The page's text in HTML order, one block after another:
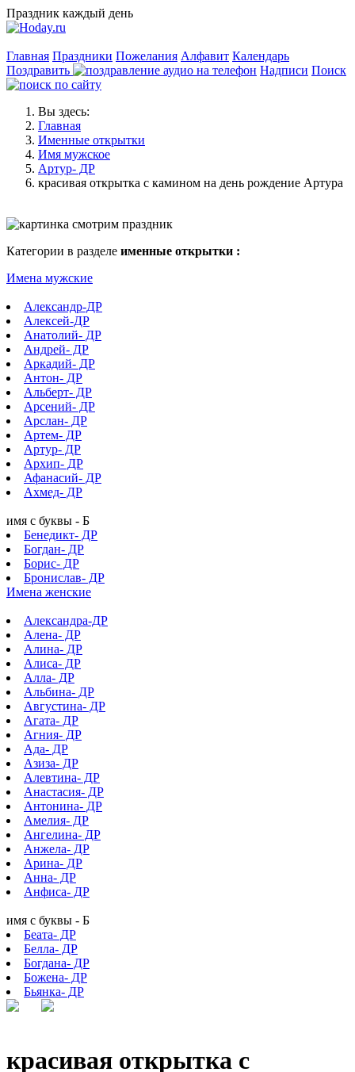
Праздник каждый день
Главная Праздники Пожелания Алфавит Календарь
Поздравить
Надписи Поиск
Вы здесь:
Главная
Именные открытки
Имя мужское
Артур- ДР
красивая открытка с камином на день рождение Артура
Категории в разделе именные открытки :
Имена мужские
Александр-ДР
Алексей-ДР
Анатолий- ДР
Андрей- ДР
Аркадий- ДР
Антон- ДР
Альберт- ДР
Арсений- ДР
Арслан- ДР
Артем- ДР
Артур- ДР
Архип- ДР
Афанасий- ДР
Ахмед- ДР
имя с буквы - Б
Бенедикт- ДР
Богдан- ДР
Борис- ДР
Бронислав- ДР
Имена женские
Александра-ДР
Алена- ДР
Алина- ДР
Алиса- ДР
Алла- ДР
Альбина- ДР
Августина- ДР
Агата- ДР
Агния- ДР
Ада- ДР
Азиза- ДР
Алевтина- ДР
Анастасия- ДР
Антонина- ДР
Амелия- ДР
Ангелина- ДР
Анжела- ДР
Арина- ДР
Анна- ДР
Анфиса- ДР
имя с буквы - Б
Беата- ДР
Белла- ДР
Богдана- ДР
Божена- ДР
Бьянка- ДР
красивая открытка с